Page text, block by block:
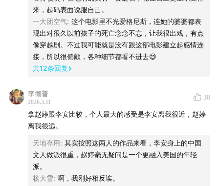
莎士比亚重新发明人类
司马迁、颜真卿、苏轼
贝多芬、陀思妥耶夫斯基
《哈姆莱特》仅仅被当成丧子之痛
超越和升华
是否应当再次将之神圣化？
爸妈再爱我一次
《纽约客》：煽情之罪
00:50:28 延伸：《哈姆莱特》的伟大
王子复仇的原型
托马斯·基德的《原哈姆莱特》
来，起码表面说服自己。
一大团空气: 这个电影里不光爱格尼斯，连她的婆婆都表
现出对很久以前孩子的死亡念念不忘，让我很出戏，有点
像穿越剧。不过我可能就是没有跟这部电影建立起感情连
接，所以很偏颇，各种细节都看不进去😅
共12条回复
李德普
2026.3.11
38
拿赵婷跟李安比较，个人最大的感受是李安离我很近，赵婷
离我很远。
天地存用: 其实按照这两人的作品来看，李安身上的中国
文人做派很重，赵婷毫无疑问是一个更融入美国的年轻
派。
杨大雪: 啊，我刚好相反诶。